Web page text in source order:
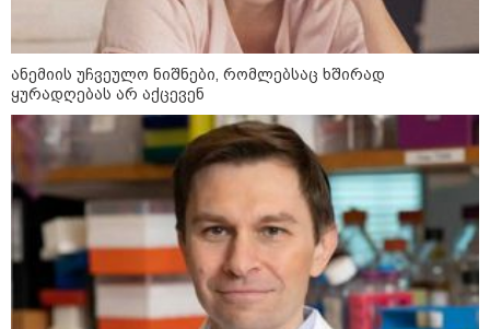
14:20 / 08-08-2026
"ქალაქი დავთმე, მაგრამ
ქალურობა - არა. ვერ იჯერებენ
ცხოვრობს ახალგაზრდა ქალი,
რომელიც ქალაქიდან სოფლად
გადავიდა და ფერმერი გახდა
09:36 / 08-08-2026
"ბავშვობიდან ასე ვარ..
ფანატიკურად ვარ შეყვარებული
საქართველოზე" - გაიცანით
მარტინ გუიმჯიანი, ქართულ
ენასა და საქართველოზე
შეყვარებული სომეხი ბიჭი
ანემიის უჩვეულო ნიშნები, რომლებსაც ხშირად
ყურადღებას არ აქცევენ